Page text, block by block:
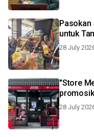
Pasokan
untuk
28 July
"Store
28 July